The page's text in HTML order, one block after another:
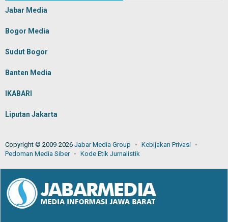
Jabar Media
Bogor Media
Sudut Bogor
Banten Media
IKABARI
Liputan Jakarta
Copyright © 2009-2026 Jabar Media Group
Kebijakan Privasi
Pedoman Media Siber
Kode Etik Jurnalistik